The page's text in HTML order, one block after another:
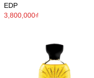
EDP
3,800,000₫